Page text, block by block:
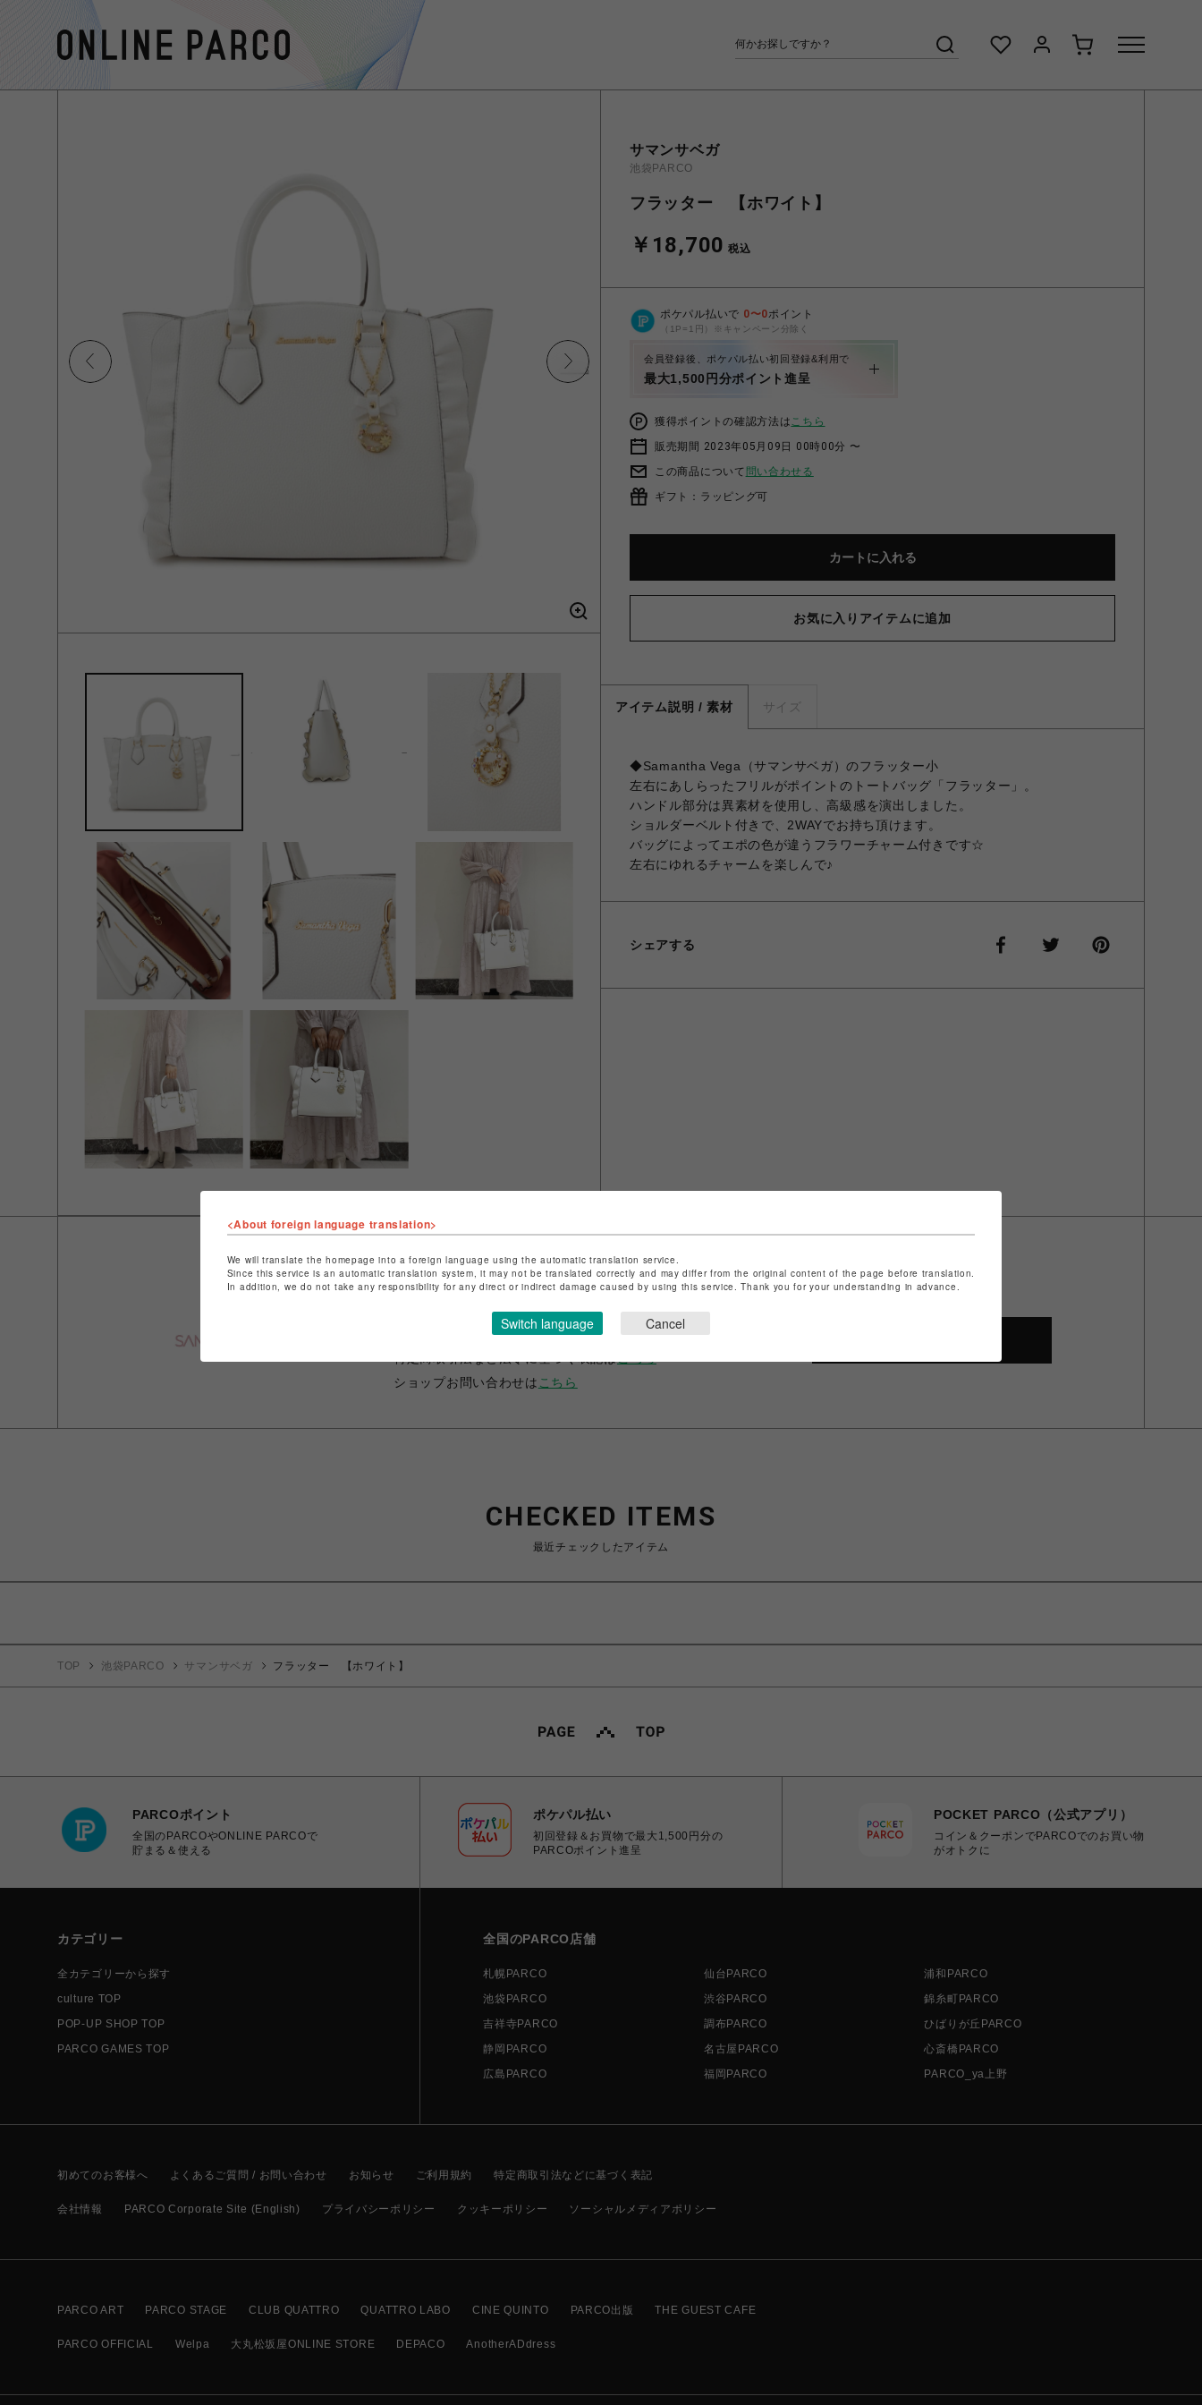
サマンサベガ
池袋PARCO
フラッター 【ホワイト】
￥18,700 税込
ポケパル払いで 0〜0ポイント
（1P=1円）※キャンペーン分除く
会員登録後、ポケパル払い初回登録&利用で
最大1,500円分ポイント進呈
獲得ポイントの確認方法はこちら
販売期間 2023年05月09日 00時00分 〜
この商品について 問い合わせる
ギフト：ラッピング可
カートに入れる
お気に入りアイテムに追加
アイテム説明 / 素材 サイズ
◆Samantha Vega（サマンサベガ）のフラッター小
左右にあしらったフリルがポイントのトートバッグ「フラッター」。
ハンドル部分は異素材を使用し、高級感を演出しました。
ショルダーベルト付きで、2WAYでお持ち頂けます。
バッグによってエポの色が違うフラワーチャーム付きです☆
左右にゆれるチャームを楽しんで♪
シェアする
池袋PARCO
ショップお問い合わせは こちら
CHECKED ITEMS
最近チェックしたアイテム
TOP 池袋PARCO サマンサベガ フラッター 【ホワイト】
PARCOポイント
全国のPARCOやONLINE PARCOで
貯まる＆使える
ポケパル払い
初回登録＆お買物で最大1,500円分の
PARCOポイント進呈
POCKET PARCO（公式アプリ）
コイン＆クーポンでPARCOでのお買い物
がオトクに
カテゴリー
全カテゴリーから探す
culture TOP
POP-UP SHOP TOP
PARCO GAMES TOP
全国のPARCO店舗
札幌PARCO 仙台PARCO
浦和PARCO
池袋PARCO
渋谷PARCO
錦糸町PARCO
吉祥寺PARCO
調布PARCO
ひばりが丘PARCO
静岡PARCO
名古屋PARCO
心斎橋PARCO
広島PARCO
福岡PARCO PARCO_ya上野
初めてのお客様へ よくあるご質問 / お問い合わせ お知らせ ご利用規約 特定商取引法などに基づく表記
会社情報 PARCO Corporate Site (English) プライバシーポリシー クッキーポリシー ソーシャルメディアポリシー
PARCO ART PARCO STAGE CLUB QUATTRO QUATTRO LABO CINE QUINTO PARCO出版 THE GUEST CAFE
PARCO OFFICIAL Welpa 大丸松坂屋ONLINE STORE DEPACO AnotherADdress
<About foreign language translation>
We will translate the homepage into a foreign language using the automatic translation service.
Since this service is an automatic translation system, it may not be translated correctly and may differ from the original content of the page before translation.
In addition, we do not take any responsibility for any direct or indirect damage caused by using this service. Thank you for your understanding in advance.
Switch language Cancel